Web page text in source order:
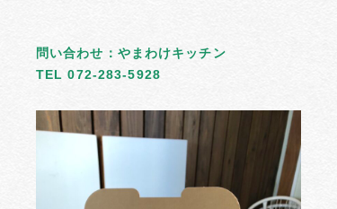
問い合わせ：やまわけキッチン
TEL 072-283-5928